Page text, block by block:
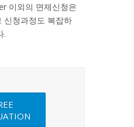
이외의 면제신청은
신청과정도 복잡하
.